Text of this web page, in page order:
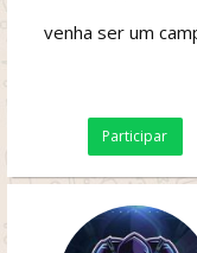
venha ser um
Participar